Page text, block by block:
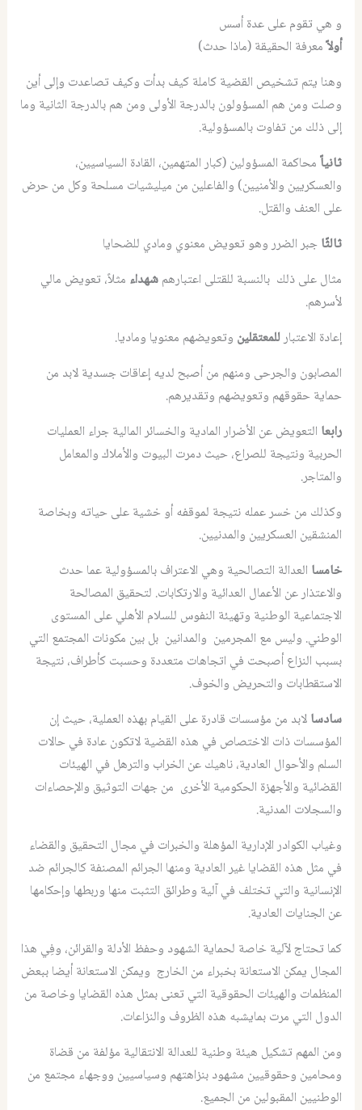
و هي تقوم على عدة أسس
أولاًمعرفة الحقيقة (ماذا حدث)
وهنا يتم تشخيص القضية كاملة كيف بدأت وكيف تصاعدت وإلى أين
وصلت ومن هم المسؤولون بالدرجة الأولى ومن هم بالدرجة الثانية وما
إلى ذلك من تفاوت بالمسؤولية.
ثانياًمحاكمة المسؤولين (كبار المتهمين، القادة السياسيين،
والعسكريين والأمنيين) والفاعلين من ميليشيات مسلحة وكل من حرض
على العنف والقتل.
ثالثًاجبر الضرر وهو تعويض معنوي ومادي للضحايا
مثال على ذلك بالنسبة للقتلى اعتبارهمشهداء مثلاً، تعويض مالي
لأسرهم.
إعادة الاعتبارللمعتقلين وتعويضهم معنويا وماديا.
المصابون والجرحى ومنهم من أصبح لديه إعاقات جسدية لابد من
حماية حقوقهم وتعويضهم وتقديرهم.
رابعا التعويض عن الأضرار المادية والخسائر المالية جراء العمليات
الحربية ونتيجة للصراع، حيث دمرت البيوت والأملاك والمعامل
والمتاجر.
وكذلك من خسر عمله نتيجة لموقفه أو خشية على حياته وبخاصة
المنشقين العسكريين والمدنيين.
خامسا العدالة التصالحية وهي الاعتراف بالمسؤولية عما حدث
والاعتذار عن الأعمال العدائية والارتكابات. لتحقيق المصالحة
الاجتماعية الوطنية وتهيئة النفوس للسلام الأهلي على المستوى
الوطني. وليس مع المجرمين والمدانين بل بين مكونات المجتمع التي
بسبب النزاع أصبحت في اتجاهات متعددة وحسبت كأطراف، نتيجة
الاستقطابات والتحريض والخوف.
سادسالابد من مؤسسات قادرة على القيام بهذه العملية، حيث إن
المؤسسات ذات الاختصاص في هذه القضية لاتكون عادة في حالات
السلم والأحوال العادية، ناهيك عن الخراب والترهل في الهيئات
القضائية والأجهزة الحكومية الأخرى من جهات التوثيق والإحصاءات
والسجلات المدنية.
وغياب الكوادر الإدارية المؤهلة والخبرات في مجال التحقيق والقضاء
في مثل هذه القضايا غير العادية ومنها الجرائم المصنفة كالجرائم ضد
الإنسانية والتي تختلف في آلية وطرائق التثبت منها وربطها وإحكامها
عن الجنايات العادية.
كما تحتاج لآلية خاصة لحماية الشهود وحفظ الأدلة والقرائن، وفِي هذا
المجال يمكن الاستعانة بخبراء من الخارج ويمكن الاستعانة أيضا ببعض
المنظمات والهيئات الحقوقية التي تعنى بمثل هذه القضايا وخاصة من
الدول التي مرت بمايشبه هذه الظروف والنزاعات.
ومن المهم تشكيل هيئة وطنية للعدالة الانتقالية مؤلفة من قضاة
ومحامين وحقوقيين مشهود بنزاهتهم وسياسيين ووجهاء مجتمع من
الوطنيين المقبولين من الجميع.